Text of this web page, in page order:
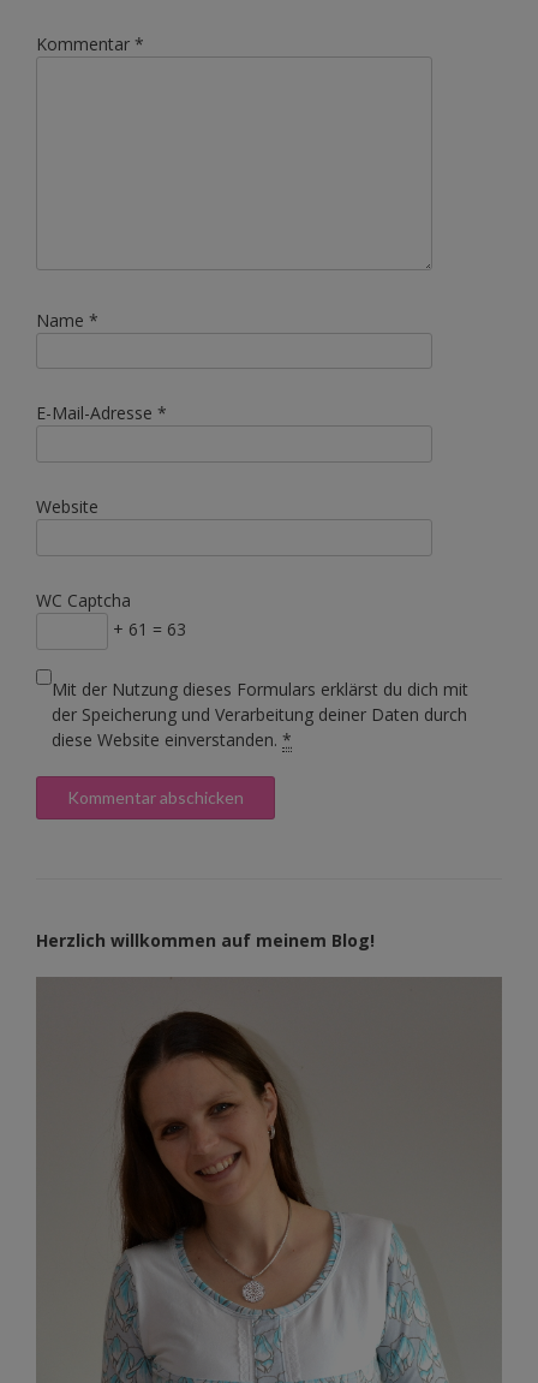
Kommentar *
Name *
E-Mail-Adresse *
Website
WC Captcha
+ 61 = 63
Mit der Nutzung dieses Formulars erklärst du dich mit
der Speicherung und Verarbeitung deiner Daten durch
diese Website einverstanden. *
Herzlich willkommen auf meinem Blog!